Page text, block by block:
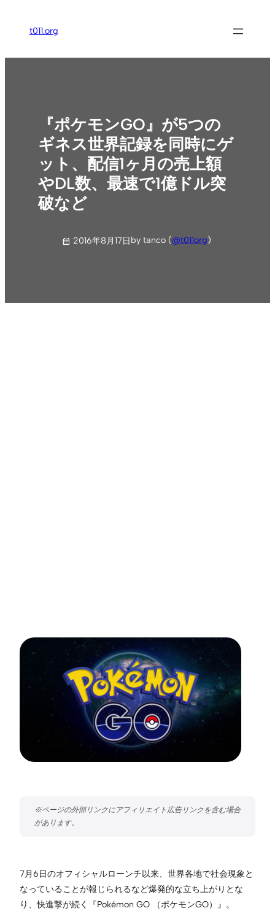
ス
t011.org
『ポケモンGO』が5つの
ギネス世界記録を同時にゲ
ット、配信1ヶ月の売上額
やDL数、最速で1億ドル突
破など
2016年8月17日by tanco (@t011org)
7月6日のオフィシャルローンチ以来、世界各地で社会現象と
なっていることが報じられるなど爆発的な立ち上がりとな
り、快進撃が続く『Pokémon GO （ポケモンGO）』。